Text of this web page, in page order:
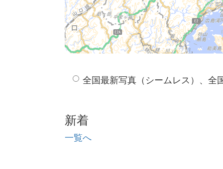
全国最新写真（シームレス）、全
新着
一覧へ